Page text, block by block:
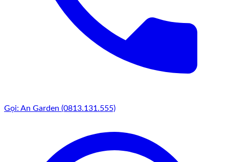
Tiểu cảnh dạng này thường thấy trong những góc sân vườn
biệt thự, nơi gia chủ muốn tạo một khu vực nghỉ ngơi ngoài
trời mà vẫn giữ được nét gọn gàng, sạch sẽ. Đá cuội phủ mặt
đất quanh gốc cây giúp giữ ẩm cho rễ, hạn chế cỏ dại mọc
xen, đồng thời tạo lớp cách nhiệt bảo vệ đất trong những
ngày nắng nóng. Đó là sự kết hợp hoàn hảo giữa thẩm mỹ và
công năng – một tiểu cảnh vừa đẹp vừa có ích.
Gọi: An Garden (0813.131.555)